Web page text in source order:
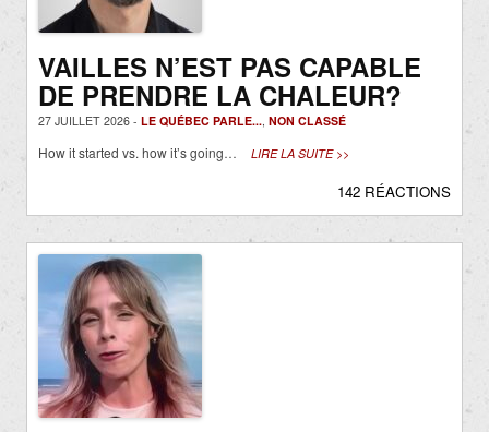
VAILLES N’EST PAS CAPABLE
DE PRENDRE LA CHALEUR?
27 JUILLET 2026 - LE QUÉBEC PARLE..., NON CLASSÉ
How it started vs. how it’s going… LIRE LA SUITE >>
142 RÉACTIONS